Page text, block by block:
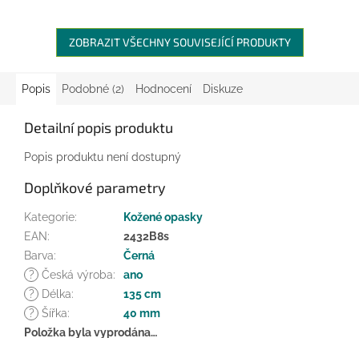
ZOBRAZIT VŠECHNY SOUVISEJÍCÍ PRODUKTY
Popis Podobné (2) Hodnocení Diskuze
Detailní popis produktu
Popis produktu není dostupný
Doplňkové parametry
Kategorie:
Kožené opasky
EAN:
2432B8s
Barva:
Černá
?
Česká výroba:
ano
?
Délka:
135 cm
?
Šířka:
40 mm
Položka byla vyprodána…